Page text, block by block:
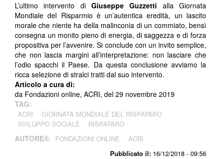
Pubblicato il: 16/12/2018 - 09:56
L’ultimo intervento di Giuseppe Guzzetti alla Giornata
Mondiale del Risparmio è un’autentica eredità, un lascito
morale che niente ha della malinconia di un commiato, bensì
consegna un monito pieno di energia, di saggezza e di forza
propositiva per l’avvenire. Si conclude con un invito semplice,
che non lascia margini all’interpretazione: non lasciare che
l’odio spacchi il Paese. Da questa conclusione avviamo la
ricca selezione di stralci tratti dal suo intervento.
Articolo a cura di:
da Fondazioni online, ACRI, del 29 novembre 2019
TAG:
ACRI
GIORNATA MONDIALE DEL RISPARMIO
SVILUPPO SOCIALE
RISPARMIO
AUTORE/I: FONDAZIONI ONLINE ACRI